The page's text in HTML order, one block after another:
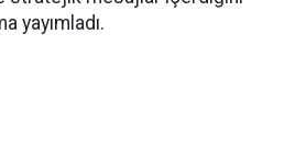
yayımladı.